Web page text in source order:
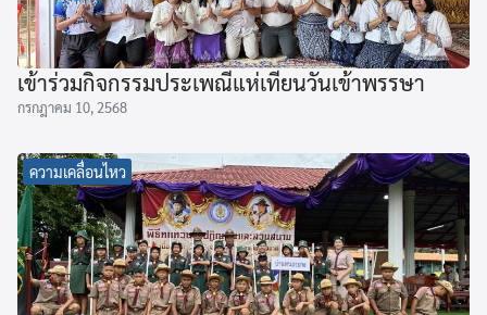
เข้าร่วมกิจกรรมประเพณีแห่เทียนวันเข้าพรรษา
กรกฎาคม 10, 2568
ความเคลื่อนไหว